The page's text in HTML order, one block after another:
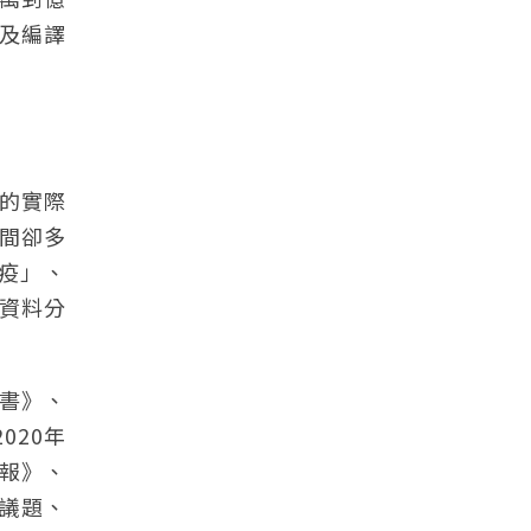
編譯
實際
卻多
」、
料分
》、
年
》、
題、